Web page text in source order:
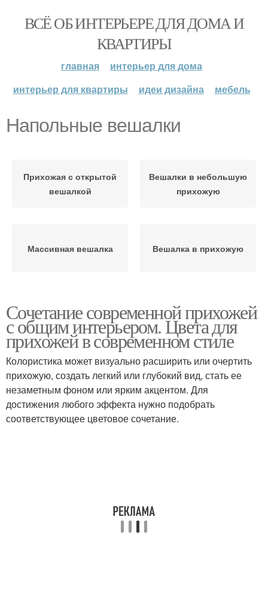
ВСЁ ОБ ИНТЕРЬЕРЕ ДЛЯ ДОМА И
КВАРТИРЫ
главная
интерьер для дома
интерьер для квартиры
идеи дизайна мебель
Напольные вешалки
Прихожая с открытой
вешалкой
Вешалки в небольшую
прихожую
Массивная вешалка Вешалка в прихожую
Сочетание современной прихожей
с общим интерьером. Цвета для
прихожей в современном стиле
Колористика может визуально расширить или очертить
прихожую, создать легкий или глубокий вид, стать ее
незаметным фоном или ярким акцентом. Для
достижения любого эффекта нужно подобрать
соответствующее цветовое сочетание.